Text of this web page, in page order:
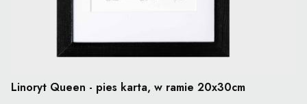
Linoryt Queen - pies karta, w ramie 20x30cm